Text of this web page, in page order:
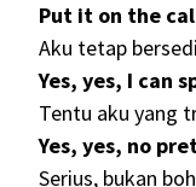
Put it on the
Aku tetap
Yes, yes, I can
Tentu aku yang
Yes, yes, no
Serius, bukan